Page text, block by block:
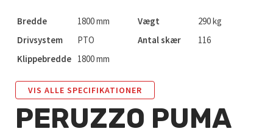
Bredde 1800 mm Vægt
290 kg
Drivsystem
PTO Antal skær
116
Klippebredde 1800 mm
VIS ALLE SPECIFIKATIONER
PERUZZO PUMA